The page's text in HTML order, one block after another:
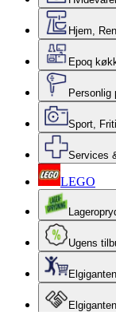
Hjem,
Epoq
Sport,
Services
LEGO
Ugens